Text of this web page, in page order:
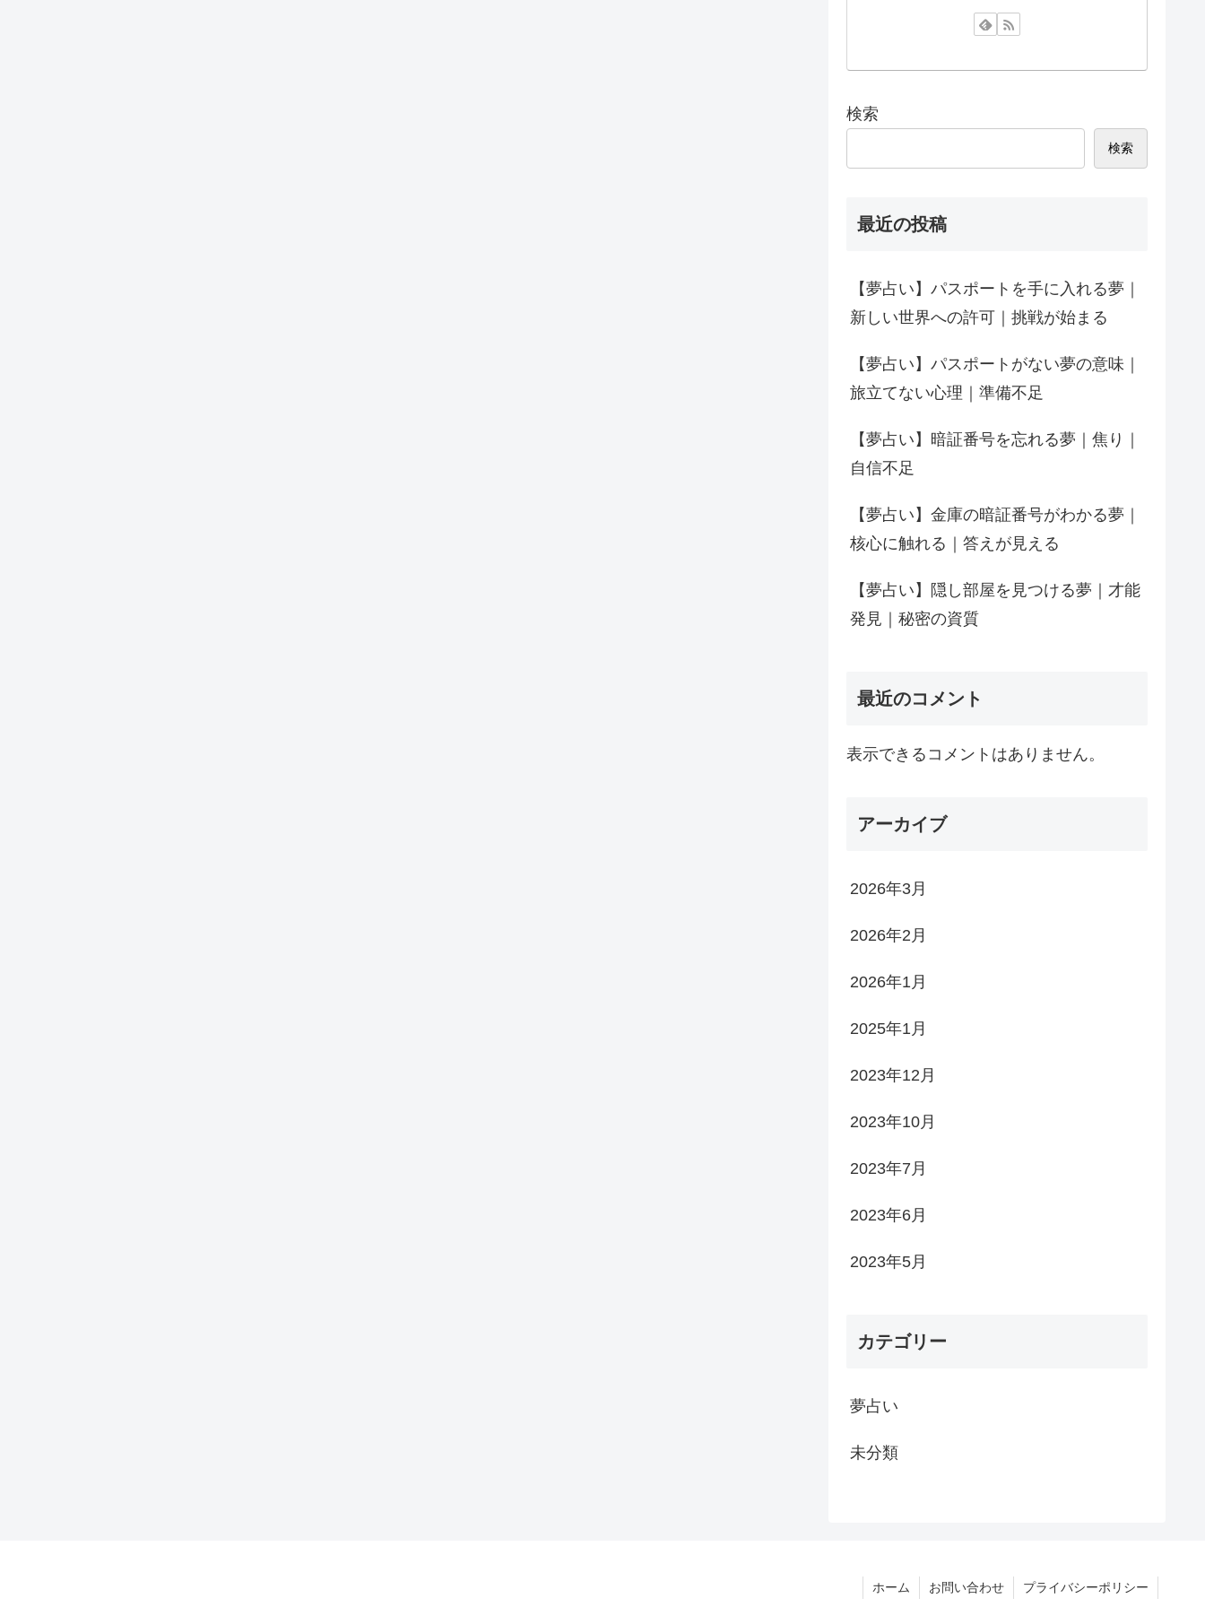
検索
検索
最近の投稿
【夢占い】パスポートを手に入れる夢｜
新しい世界への許可｜挑戦が始まる
【夢占い】パスポートがない夢の意味｜
旅立てない心理｜準備不足
【夢占い】暗証番号を忘れる夢｜焦り｜
自信不足
【夢占い】金庫の暗証番号がわかる夢｜
核心に触れる｜答えが見える
【夢占い】隠し部屋を見つける夢｜才能
発見｜秘密の資質
最近のコメント
表示できるコメントはありません。
アーカイブ
2026年3月
2026年2月
2026年1月
2025年1月
2023年12月
2023年10月
2023年7月
2023年6月
2023年5月
カテゴリー
夢占い
未分類
ホーム お問い合わせ プライバシーポリシー